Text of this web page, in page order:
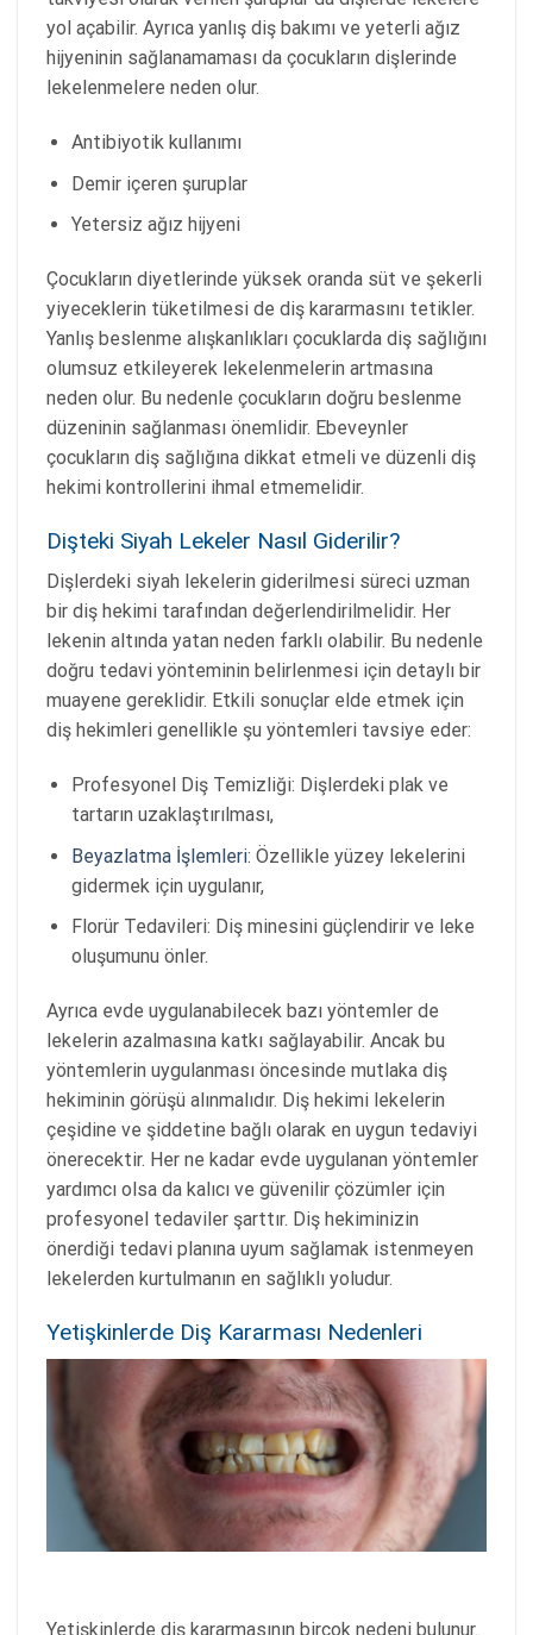
yol açabilir. Ayrıca yanlış diş bakımı ve yeterli ağız
hijyeninin sağlanamaması da çocukların dişlerinde
lekelenmelere neden olur.
Antibiyotik kullanımı
Demir içeren şuruplar
Yetersiz ağız hijyeni
Çocukların diyetlerinde yüksek oranda süt ve şekerli
yiyeceklerin tüketilmesi de diş kararmasını tetikler.
Yanlış beslenme alışkanlıkları çocuklarda diş sağlığını
olumsuz etkileyerek lekelenmelerin artmasına
neden olur. Bu nedenle çocukların doğru beslenme
düzeninin sağlanması önemlidir. Ebeveynler
çocukların diş sağlığına dikkat etmeli ve düzenli diş
hekimi kontrollerini ihmal etmemelidir.
Dişteki Siyah Lekeler Nasıl Giderilir?
Dişlerdeki siyah lekelerin giderilmesi süreci uzman
bir diş hekimi tarafından değerlendirilmelidir. Her
lekenin altında yatan neden farklı olabilir. Bu nedenle
doğru tedavi yönteminin belirlenmesi için detaylı bir
muayene gereklidir. Etkili sonuçlar elde etmek için
diş hekimleri genellikle şu yöntemleri tavsiye eder:
Profesyonel Diş Temizliği: Dişlerdeki plak ve
tartarın uzaklaştırılması,
Beyazlatma İşlemleri: Özellikle yüzey lekelerini
gidermek için uygulanır,
Florür Tedavileri: Diş minesini güçlendirir ve leke
oluşumunu önler.
Ayrıca evde uygulanabilecek bazı yöntemler de
lekelerin azalmasına katkı sağlayabilir. Ancak bu
yöntemlerin uygulanması öncesinde mutlaka diş
hekiminin görüşü alınmalıdır. Diş hekimi lekelerin
çeşidine ve şiddetine bağlı olarak en uygun tedaviyi
önerecektir. Her ne kadar evde uygulanan yöntemler
yardımcı olsa da kalıcı ve güvenilir çözümler için
profesyonel tedaviler şarttır. Diş hekiminizin
önerdiği tedavi planına uyum sağlamak istenmeyen
lekelerden kurtulmanın en sağlıklı yoludur.
Yetişkinlerde Diş Kararması Nedenleri
Yetişkinlerde diş kararmasının birçok nedeni bulunur.